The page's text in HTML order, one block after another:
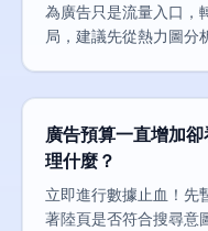
為廣告只是流量入口，
局，建議先從熱力圖分
廣告預算一直增加
理什麼？
立即進行數據止血！先
著陸頁是否符合搜尋意